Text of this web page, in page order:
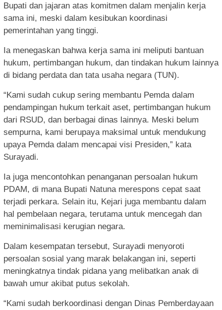
Bupati dan jajaran atas komitmen dalam menjalin kerja
sama ini, meski dalam kesibukan koordinasi
pemerintahan yang tinggi.
Ia menegaskan bahwa kerja sama ini meliputi bantuan
hukum, pertimbangan hukum, dan tindakan hukum lainnya
di bidang perdata dan tata usaha negara (TUN).
“Kami sudah cukup sering membantu Pemda dalam
pendampingan hukum terkait aset, pertimbangan hukum
dari RSUD, dan berbagai dinas lainnya. Meski belum
sempurna, kami berupaya maksimal untuk mendukung
upaya Pemda dalam mencapai visi Presiden,” kata
Surayadi.
Ia juga mencontohkan penanganan persoalan hukum
PDAM, di mana Bupati Natuna merespons cepat saat
terjadi perkara. Selain itu, Kejari juga membantu dalam
hal pembelaan negara, terutama untuk mencegah dan
meminimalisasi kerugian negara.
Dalam kesempatan tersebut, Surayadi menyoroti
persoalan sosial yang marak belakangan ini, seperti
meningkatnya tindak pidana yang melibatkan anak di
bawah umur akibat putus sekolah.
“Kami sudah berkoordinasi dengan Dinas Pemberdayaan